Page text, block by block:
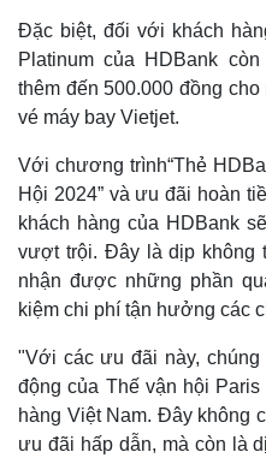
Đặc biệt, đối với khách
Platinum của HDBank
thêm đến 500.000 đồng
vé máy bay Vietjet.
Với chương trình“Thẻ
Hội 2024” và ưu đãi hoàn
khách hàng của HDBank
vượt trội. Đây là dịp không
nhận được những phần
kiệm chi phí tận hưởng các
"Với các ưu đãi này, chúng
động của Thế vận hội
hàng Việt Nam. Đây không
ưu đãi hấp dẫn, mà còn là